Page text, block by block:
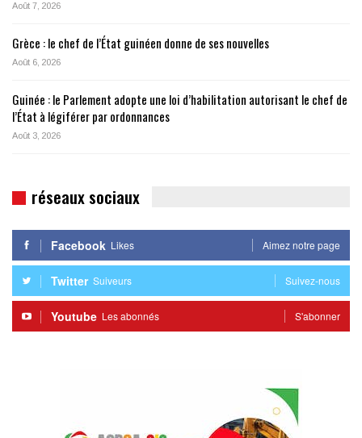
Août 7, 2026
Grèce : le chef de l’État guinéen donne de ses nouvelles
Août 6, 2026
Guinée : le Parlement adopte une loi d’habilitation autorisant le chef de
l’État à légiférer par ordonnances
Août 3, 2026
réseaux sociaux
Facebook Likes Aimez notre page
Twitter Suiveurs Suivez-nous
Youtube Les abonnés S'abonner